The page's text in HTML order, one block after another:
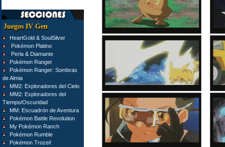
Juegos IV Gen
HeartGold & SoulSilver
Pokémon Platino
Perla & Diamante
Pokémon Ranger
Pokémon Ranger: Sombras
de Almia
MM2: Exploradores del Cielo
MM2: Exploradores del
Tiempo/Oscuridad
MM: Escuadrón de Aventura
Pokémon Battle Revolution
My Pokémon Ranch
Pokémon Rumble
Pokémon Trozei!